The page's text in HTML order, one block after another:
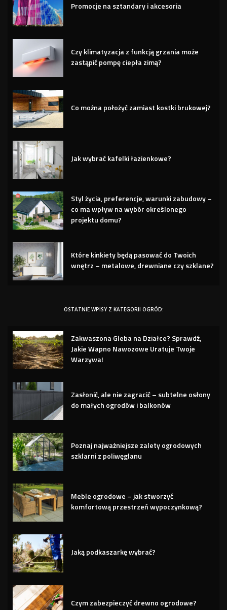
Promocje na sztandary i akcesoria
Czy klimatyzacja z funkcją grzania może
zastąpić pompę ciepła zimą?
Co można położyć zamiast kostki brukowej?
Jak wybrać kafelki łazienkowe?
Styl życia, preferencje, warunki zabudowy –
co ma wpływ na wybór określonego
projektu domu?
Które kinkiety będą pasować do Twoich
wnętrz – metalowe, drewniane czy szklane?
OSTATNIE WPISY Z KATEGORII OGRÓD:
Zakwaszona Gleba na Działce? Sprawdź,
Jakie Wapno Nawozowe Uratuje Twoje
Warzywa!
Zasłonić, ale nie zagracić – subtelne osłony
do małych ogrodów i balkonów
Poznaj najważniejsze zalety ogrodowych
szklarni z poliwęglanu
Meble ogrodowe – jak stworzyć
komfortową przestrzeń wypoczynkową?
Jaką podkaszarkę wybrać?
Czym zabezpieczyć drewno ogrodowe?